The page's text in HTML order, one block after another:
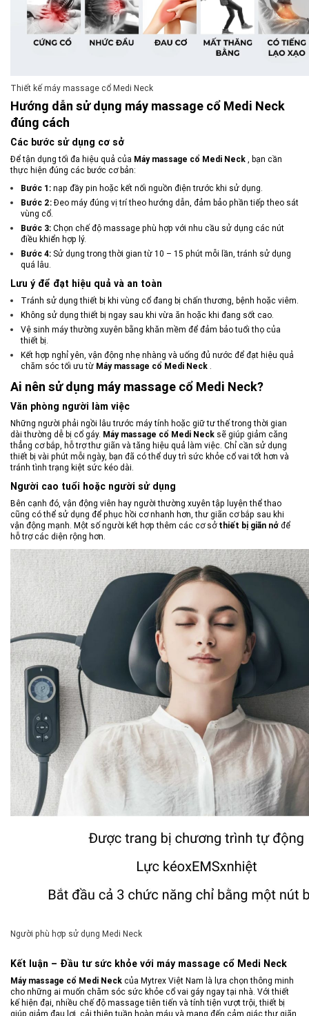
Thiết kế máy massage cổ Medi Neck
Hướng dẫn sử dụng máy massage cổ Medi Neck
đúng cách
Các bước sử dụng cơ sở
Để tận dụng tối đa hiệu quả của Máy massage cổ Medi Neck , bạn cần
thực hiện đúng các bước cơ bản:
Bước 1: nạp đầy pin hoặc kết nối nguồn điện trước khi sử dụng.
Bước 2: Đeo máy đúng vị trí theo hướng dẫn, đảm bảo phần tiếp theo sát
vùng cổ.
Bước 3: Chọn chế độ massage phù hợp với nhu cầu sử dụng các nút
điều khiển hợp lý.
Bước 4: Sử dụng trong thời gian từ 10 – 15 phút mỗi lần, tránh sử dụng
quá lâu.
Lưu ý để đạt hiệu quả và an toàn
Tránh sử dụng thiết bị khi vùng cổ đang bị chấn thương, bệnh hoặc viêm.
Không sử dụng thiết bị ngay sau khi vừa ăn hoặc khi đang sốt cao.
Vệ sinh máy thường xuyên bằng khăn mềm để đảm bảo tuổi thọ của
thiết bị.
Kết hợp nghỉ yên, vận động nhẹ nhàng và uống đủ nước để đạt hiệu quả
chăm sóc tối ưu từ Máy massage cổ Medi Neck
Ai nên sử dụng máy massage cổ Medi Neck?
Văn phòng người làm việc
Những người phải ngồi lâu trước máy tính hoặc giữ tư thế trong thời gian
dài thường dễ bị cổ gáy. Máy massage cổ Medi Neck sẽ giúp giảm căng
thẳng cơ bắp, hỗ trợ thư giãn và tăng hiệu quả làm việc. Chỉ cần sử dụng
thiết bị vài phút mỗi ngày, bạn đã có thể duy trì sức khỏe cổ vai tốt hơn và
tránh tình trạng kiệt sức kéo dài.
Người cao tuổi hoặc người sử dụng
Bên cạnh đó, vận động viên hay người thường xuyên tập luyện thể thao
cũng có thể sử dụng để phục hồi cơ nhanh hơn, thư giãn cơ bắp sau khi
vận động mạnh. Một số người kết hợp thêm các cơ sở thiết bị giãn nở để
hỗ trợ các diện rộng hơn.
Người phù hợp sử dụng Medi Neck
Kết luận – Đầu tư sức khỏe với máy massage cổ Medi Neck
Máy massage cổ Medi Neck của Mytrex Việt Nam là lựa chọn thông minh
cho những ai muốn chăm sóc sức khỏe cổ vai gáy ngay tại nhà. Với thiết
kế hiện đại, nhiều chế độ massage tiên tiến và tính tiện vượt trội, thiết bị
giúp giảm đau lợi, cải thiện tuần hoàn máu và mang đến cảm giác thư giãn